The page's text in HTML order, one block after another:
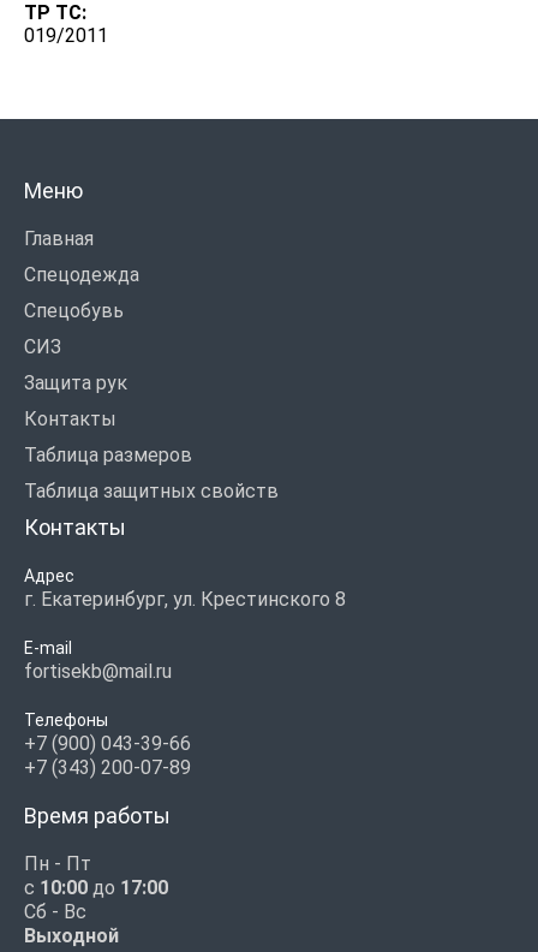
ТР ТС:
019/2011
Меню
Главная
Спецодежда
Спецобувь
СИЗ
Защита рук
Контакты
Таблица размеров
Таблица защитных свойств
Контакты
Адрес
г. Екатеринбург, ул. Крестинского 8
E-mail
fortisekb@mail.ru
Телефоны
+7 (900) 043-39-66
+7 (343) 200-07-89
Время работы
Пн - Пт
с 10:00 до 17:00
Сб - Вс
Выходной